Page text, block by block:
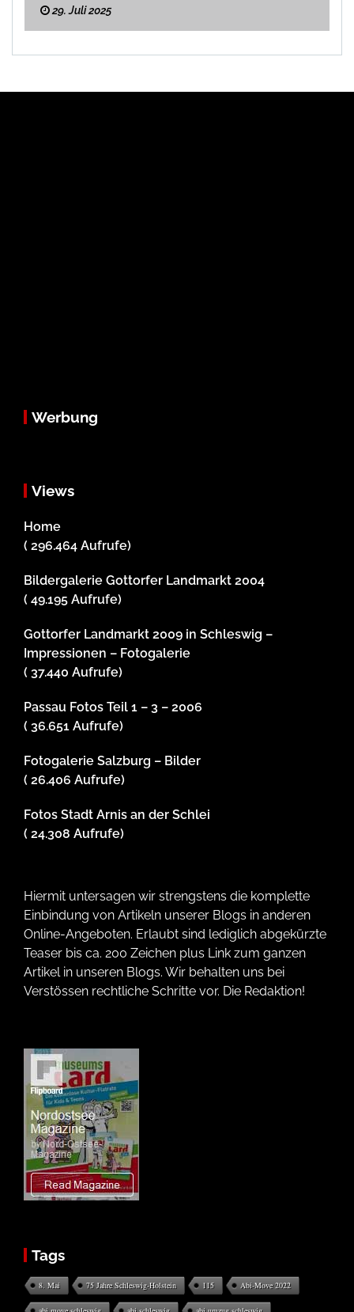
Wir verwenden Technologien wie Cookies, um Geräteinformationen zu
speichern und/oder darauf zuzugreifen. Wir tun dies, um das Browsing-
Erlebnis zu verbessern und um (nicht) personalisierte Werbung
anzuzeigen. Wenn du nicht zustimmst oder die Zustimmung widerrufst,
kann dies bestimmte Merkmale und Funktionen beeinträchtigen.
Nur funktionale Cookies
29. Juli 2025
Werbung
Views
Home
( 296.464 Aufrufe)
Bildergalerie Gottorfer Landmarkt 2004
( 49.195 Aufrufe)
Gottorfer Landmarkt 2009 in Schleswig –
Impressionen – Fotogalerie
( 37.440 Aufrufe)
Passau Fotos Teil 1 – 3 – 2006
( 36.651 Aufrufe)
Fotogalerie Salzburg – Bilder
( 26.406 Aufrufe)
Fotos Stadt Arnis an der Schlei
( 24.308 Aufrufe)
Hiermit untersagen wir strengstens die komplette
Einbindung von Artikeln unserer Blogs in anderen
Online-Angeboten. Erlaubt sind lediglich abgekürzte
Teaser bis ca. 200 Zeichen plus Link zum ganzen
Artikel in unseren Blogs. Wir behalten uns bei
Verstössen rechtliche Schritte vor. Die Redaktion!
Tags
8. Mai 75 Jahre Schleswig-Holstein 115 Abi-Move 2022